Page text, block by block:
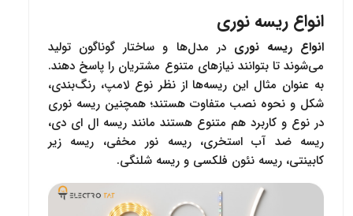
انواع ریسه‌ نوری
انواع ریسه‌ نوری در مدل‌ها و ساختار گوناگون تولید
می‌شوند تا بتوانند نیازهای متنوع مشتریان را پاسخ دهند.
به عنوان مثال این ریسه‌ها از نظر نوع لامپ، رنگ‌بندی،
شکل و نحوه نصب متفاوت هستند؛ همچنین ریسه نوری
در نوع و کاربرد هم متنوع هستند مانند ریسه ال ای دی،
ریسه ضد آب استخری، ریسه نور مخفی، ریسه زیر
کابینتی، ریسه نئون فلکسی و ریسه شلنگی.